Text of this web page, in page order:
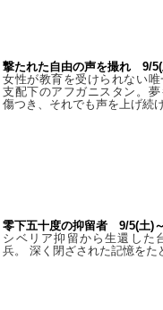
撃たれた自由の声を撮れ 9/5(
女性が教育を受けられない
支配下のアフガニスタン。夢
傷つき、それでも声を上げ
零下五十度の抑留者 9/5(土)～
シベリア抑留から生還した
兵。 深く閉ざされた記憶を